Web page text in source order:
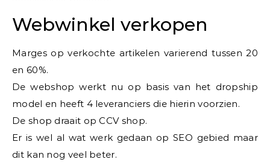
Webwinkel verkopen
Marges op verkochte artikelen varierend tussen 20
en 60%.
De webshop werkt nu op basis van het dropship
model en heeft 4 leveranciers die hierin voorzien.
De shop draait op CCV shop.
Er is wel al wat werk gedaan op SEO gebied maar
dit kan nog veel beter.